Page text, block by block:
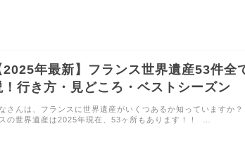
2025年最新】フランス世界遺産53件全
！行き方・見どころ・ベストシーズン
さんは、フランスに世界遺産がいくつあるか知っていますか？
の世界遺産は2025年現在、53ヶ所もあります！！ …